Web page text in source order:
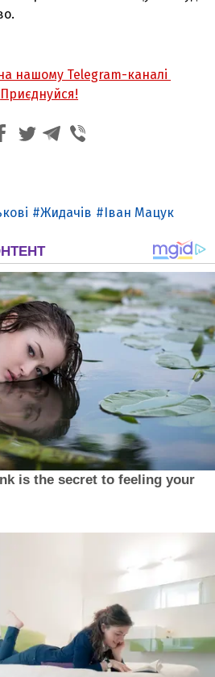
нашому Telegram-каналі
Приєднуйся!
Жидачів Іван Мацук